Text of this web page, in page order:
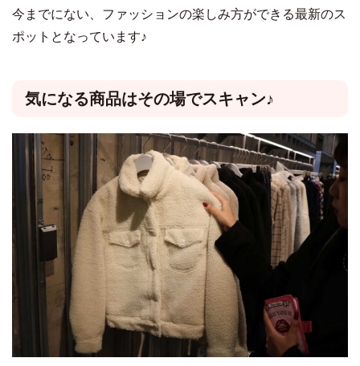
今までにない、ファッションの楽しみ方ができる最新のス
ポットとなっています♪
気になる商品はその場でスキャン♪